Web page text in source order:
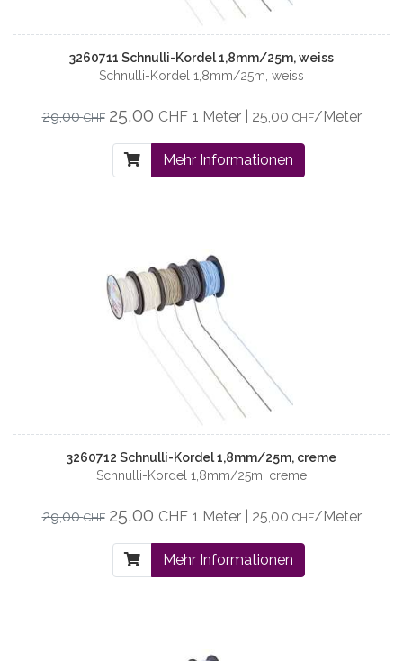
3260711 Schnulli-Kordel 1,8mm/25m, weiss
Schnulli-Kordel 1,8mm/25m, weiss
29,00CHF 25,00 CHF 1 Meter | 25,00 CHF/Meter
Mehr Informationen
3260712 Schnulli-Kordel 1,8mm/25m, creme
Schnulli-Kordel 1,8mm/25m, creme
29,00CHF 25,00 CHF 1 Meter | 25,00 CHF/Meter
Mehr Informationen